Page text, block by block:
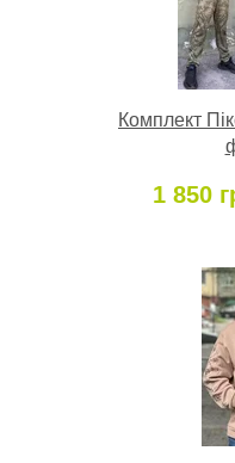
Комплект
1 850